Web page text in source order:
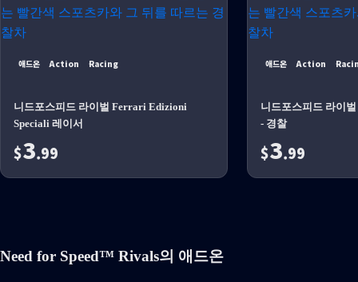
애드온 Action Racing
니드포스피드 라이벌 Ferrari Edizioni
Speciali 레이서
$3.99
애드온 Action
니드포스피드 라이
- 경찰
$3.99
Need for Speed™ Rivals의 애드온